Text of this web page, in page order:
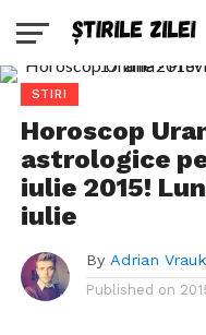
STIRI
Horoscop
astrologice
iulie 2015!
iulie
By Adrian
Published on